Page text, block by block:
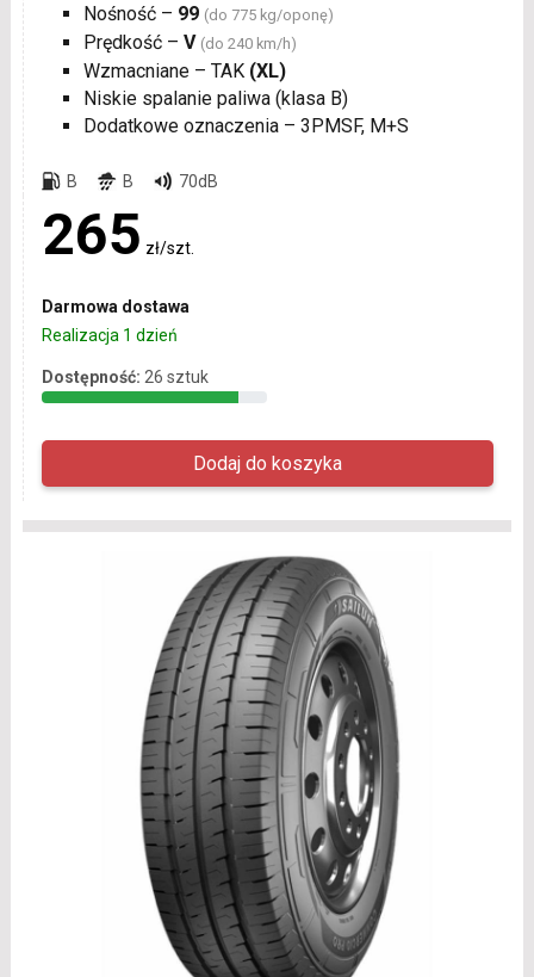
Nośność – 99 (do 775 kg/oponę)
Prędkość – V (do 240 km/h)
Wzmacniane – TAK (XL)
Niskie spalanie paliwa (klasa B)
Dodatkowe oznaczenia – 3PMSF, M+S
B B 70dB
265 zł/szt.
Darmowa dostawa
Realizacja 1 dzień
Dostępność: 26 sztuk